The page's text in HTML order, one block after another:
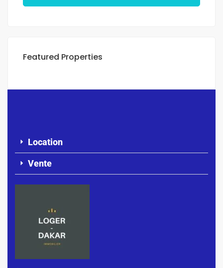
Featured Properties
Location
Vente